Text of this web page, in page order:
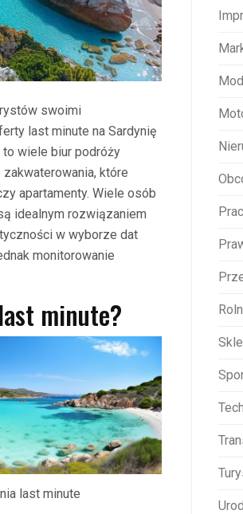
swoimi
last minute na Sardynię
wiele biur podróży
które
apartamenty. Wiele osób
idealnym rozwiązaniem
w wyborze dat
monitorowanie
minute?
last minute